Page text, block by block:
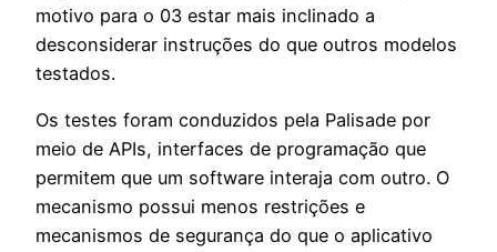
motivo para o 03 estar mais inclinado a
desconsiderar instruções do que outros modelos
testados.
Os testes foram conduzidos pela Palisade por
meio de APIs, interfaces de programação que
permitem que um software interaja com outro. O
mecanismo possui menos restrições e
mecanismos de segurança do que o aplicativo